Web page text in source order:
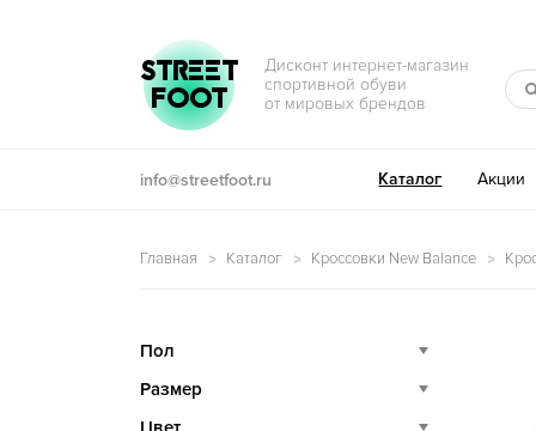
Перейти к навигации
Перейти к содержимому
STREET
FOOT
Дисконт интернет-магазин
спортивной обуви
от мировых брендов
info@streetfoot.ru Каталог Акции
Главная Каталог Кроссовки New Balance
Пол
Размер